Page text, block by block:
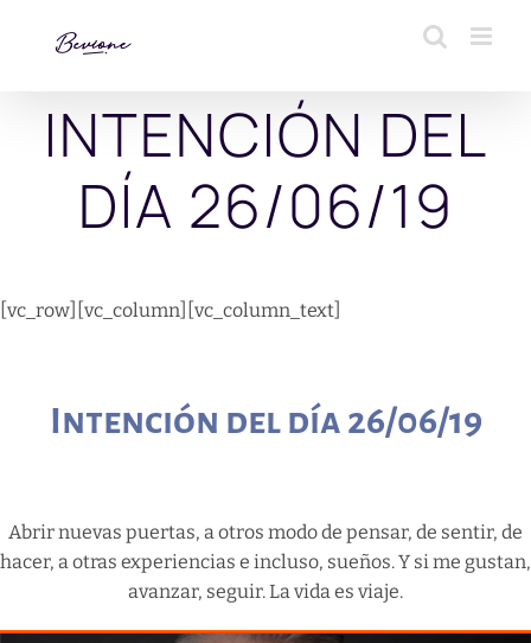
INTENCIÓN DEL
DÍA 26/06/19
[vc_row][vc_column][vc_column_text]
Intención del día 26/06/19
Abrir nuevas puertas, a otros modo de pensar, de sentir, de
hacer, a otras experiencias e incluso, sueños. Y si me gustan,
avanzar, seguir. La vida es viaje.